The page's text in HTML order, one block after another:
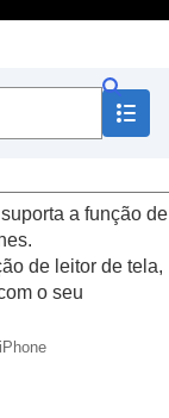
suporta a função de
de leitor de tela,
o seu
iPhone